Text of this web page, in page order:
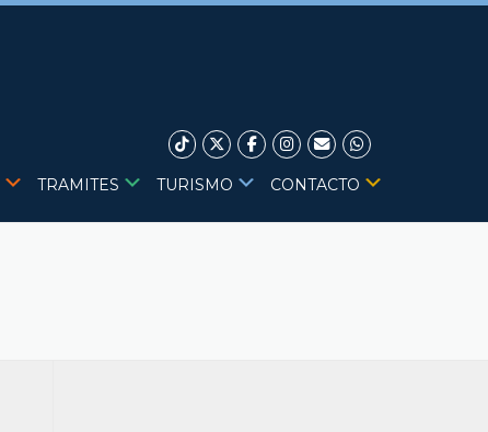
TRAMITES TURISMO CONTACTO